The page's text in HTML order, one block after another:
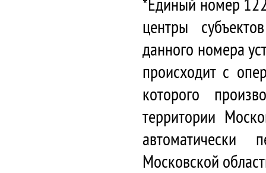
центры
данного номера
происходит с
которого
территории
автоматически
Московской